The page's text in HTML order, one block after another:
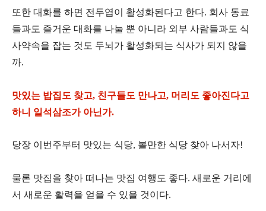
또한 대화를 하면 전두엽이 활성화된다고 한다. 회사 동료
들과도 즐거운 대화를 나눌 뿐 아니라 외부 사람들과도 식
사약속을 잡는 것도 두뇌가 활성화되는 식사가 되지 않을
까.
맛있는 밥집도 찾고, 친구들도 만나고, 머리도 좋아진다고
하니 일석삼조가 아닌가.
당장 이번주부터 맛있는 식당, 볼만한 식당 찾아 나서자!
물론 맛집을 찾아 떠나는 맛집 여행도 좋다. 새로운 거리에
서 새로운 활력을 얻을 수 있을 것이다.